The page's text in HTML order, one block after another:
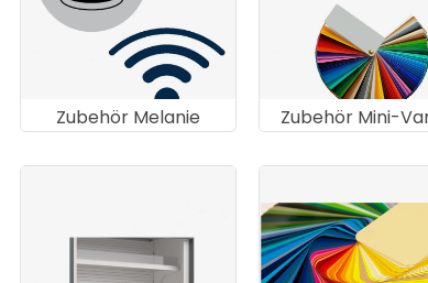
Zubehör Melanie Zubehör Mini-